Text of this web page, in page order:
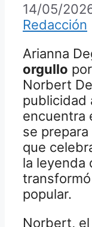
14/05/
Redacción
Arianna
orgullo
Norbert
publicidad
encuentra
se
que
la leyenda
popular.
Norbert,